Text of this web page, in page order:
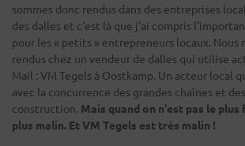
sommes donc rendus dans des entreprises
des dalles et c'est là que j'ai compris
pour les « petits » entrepreneurs locaux. Nous
rendus chez un vendeur de dalles qui utilise
Mail : VM Tegels à Oostkamp. Un acteur local
avec la concurrence des grandes chaînes et
construction. Mais quand on n'est pas le
plus malin. Et VM Tegels est très malin !